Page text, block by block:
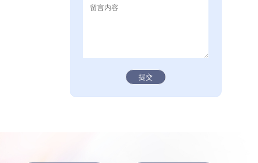
提交
精准赋能财务场景，全面激活